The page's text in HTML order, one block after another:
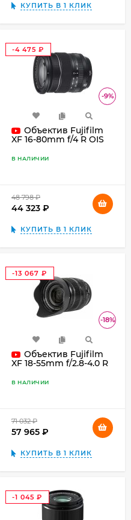
КУПИТЬ В 1 КЛИК
-9%
-4 475
₽
Объектив Fujifilm
XF 16-80mm f/4 R OIS
В НАЛИЧИИ
48 798
44 323
КУПИТЬ В 1 КЛИК
-18%
-13 067
₽
Объектив Fujifilm
XF 18-55mm f/2.8-4.0 R
В НАЛИЧИИ
71 032
57 965
КУПИТЬ В 1 КЛИК
-1 045